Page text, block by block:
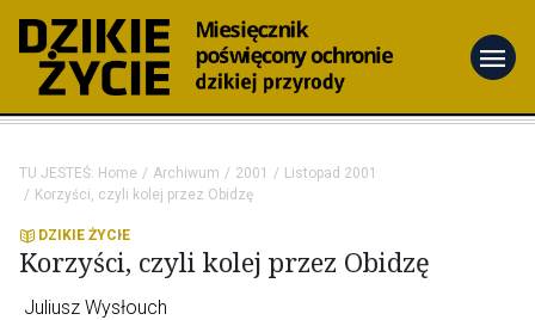
menu
TU JESTEŚ: Home Archiwum 2001
Listopad 2001
Korzyści, czyli kolej przez Obidzę
DZIKIE ŻYCIE
Korzyści, czyli kolej przez Obidzę
Juliusz Wysłouch